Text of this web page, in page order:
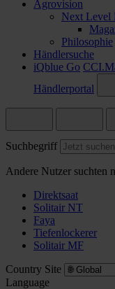
Agrovision
Next Level
Philosophie
Händlersuche
iQblue Go
Händlerportal
Suchbegriff
Andere Nutzer suchten
Direktsaat
Solitair NT
Faya
Tiefenlockerer
Solitair MF
Country Site
Language